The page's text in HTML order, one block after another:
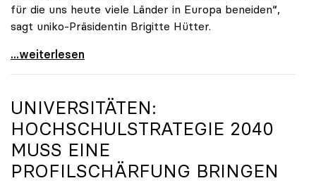
für die uns heute viele Länder in Europa beneiden“,
sagt uniko-Präsidentin Brigitte Hütter.
uniko trauert um ehemaligen Präsidenten Peter
...weiterlesen
UNIVERSITÄTEN:
HOCHSCHULSTRATEGIE 2040
MUSS EINE
PROFILSCHÄRFUNG BRINGEN